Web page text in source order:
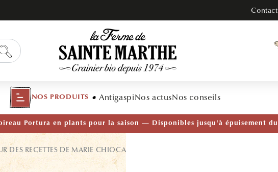
Contact
NOS PRODUITS AntigaspiNos actusNos conseils
— Ail Rocambole AB · Lot de 10 bulbilles · En stock maintenant
DES RECETTES DE MARIE CHIOCA